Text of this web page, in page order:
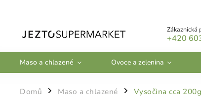
Zákaznická
+420
Maso a chlazené Ovoce a zelenina
Domů / Maso a chlazené / Vysočina cca